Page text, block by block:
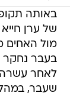
באותה
של ערן
מול האחים
בעבר נחקר
לאחר עשרה
שעבר,